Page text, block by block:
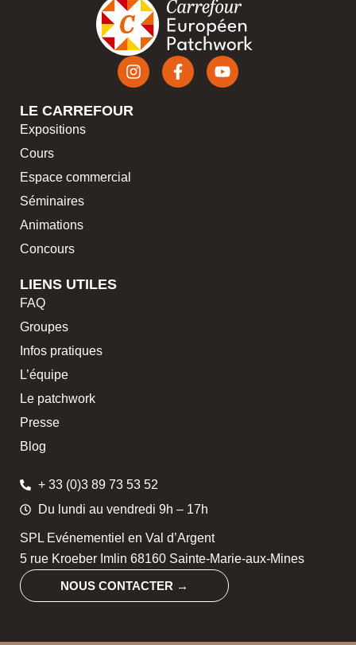
LE CARREFOUR
Expositions
Cours
Espace commercial
Séminaires
Animations
Concours
LIENS UTILES
FAQ
Groupes
Infos pratiques
L’équipe
Le patchwork
Presse
Blog
+ 33 (0)3 89 73 53 52
Du lundi au vendredi 9h – 17h
SPL Evénementiel en Val d’Argent
5 rue Kroeber Imlin 68160 Sainte-Marie-aux-Mines
NOUS CONTACTER →